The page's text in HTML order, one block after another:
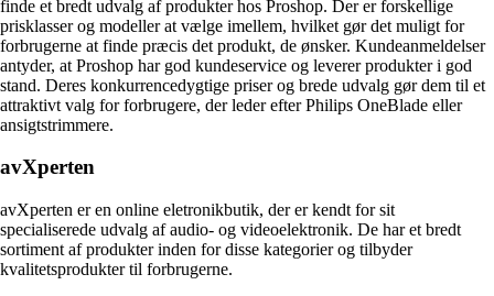
finde et bredt udvalg af produkter hos Proshop. Der er forskellige
prisklasser og modeller at vælge imellem, hvilket gør det muligt for
forbrugerne at finde præcis det produkt, de ønsker. Kundeanmeldelser
antyder, at Proshop har god kundeservice og leverer produkter i god
stand. Deres konkurrencedygtige priser og brede udvalg gør dem til et
attraktivt valg for forbrugere, der leder efter Philips OneBlade eller
ansigtstrimmere.
avXperten
avXperten er en online eletronikbutik, der er kendt for sit
specialiserede udvalg af audio- og videoelektronik. De har et bredt
sortiment af produkter inden for disse kategorier og tilbyder
kvalitetsprodukter til forbrugerne.